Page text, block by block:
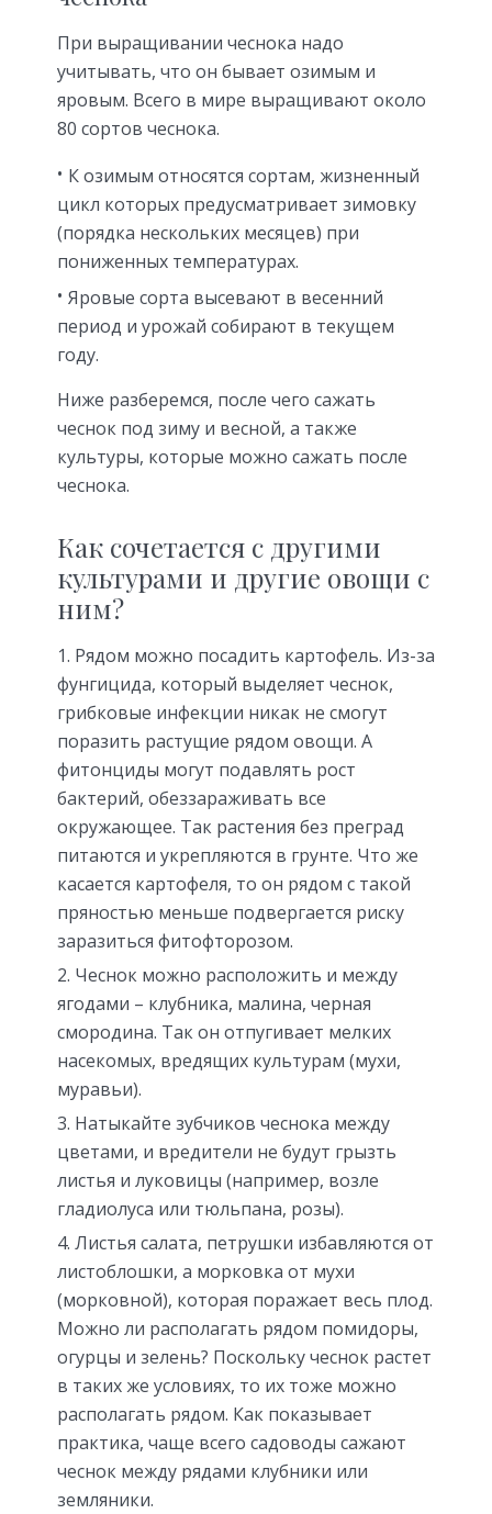
При выращивании чеснока надо
учитывать, что он бывает озимым и
яровым. Всего в мире выращивают около
80 сортов чеснока.
К озимым относятся сортам, жизненный
цикл которых предусматривает зимовку
(порядка нескольких месяцев) при
пониженных температурах.
Яровые сорта высевают в весенний
период и урожай собирают в текущем
году.
Ниже разберемся, после чего сажать
чеснок под зиму и весной, а также
культуры, которые можно сажать после
чеснока.
Как сочетается с другими
культурами и другие овощи с
ним?
Рядом можно посадить картофель. Из-за
фунгицида, который выделяет чеснок,
грибковые инфекции никак не смогут
поразить растущие рядом овощи. А
фитонциды могут подавлять рост
бактерий, обеззараживать все
окружающее. Так растения без преград
питаются и укрепляются в грунте. Что же
касается картофеля, то он рядом с такой
пряностью меньше подвергается риску
заразиться фитофторозом.
Чеснок можно расположить и между
ягодами – клубника, малина, черная
смородина. Так он отпугивает мелких
насекомых, вредящих культурам (мухи,
муравьи).
Натыкайте зубчиков чеснока между
цветами, и вредители не будут грызть
листья и луковицы (например, возле
гладиолуса или тюльпана, розы).
Листья салата, петрушки избавляются от
листоблошки, а морковка от мухи
(морковной), которая поражает весь плод.
Можно ли располагать рядом помидоры,
огурцы и зелень? Поскольку чеснок растет
в таких же условиях, то их тоже можно
располагать рядом. Как показывает
практика, чаще всего садоводы сажают
чеснок между рядами клубники или
земляники.